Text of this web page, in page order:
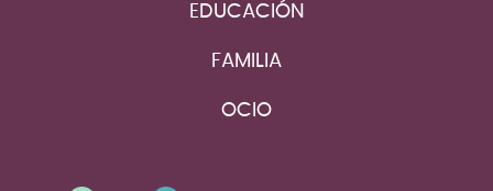
EDUCACIÓN
FAMILIA
OCIO